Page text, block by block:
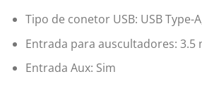
Tipo de conetor USB: USB Type-
Entrada para auscultadores: 3.5
Entrada Aux: Sim